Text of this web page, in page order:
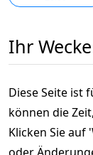
Ihr
Diese Seite ist
können die
Klicken Sie auf